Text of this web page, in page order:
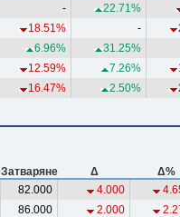
-
22.71%
18.51% -
6.96%
31.25%
12.59% 7.26%
16.47% 2.50%
Затваряне Δ
Δ%
82.000 4.000
86.000 2.000